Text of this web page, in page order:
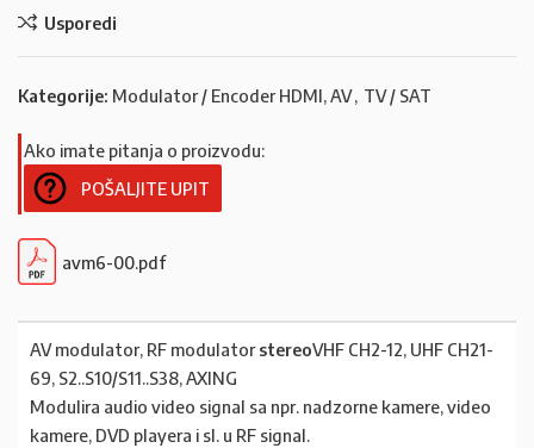
Usporedi
Kategorije: Modulator / Encoder HDMI, AV, TV / SAT
Ako imate pitanja o proizvodu:
POŠALJITE UPIT
avm6-00.pdf
AV modulator, RF modulatorstereoVHF CH2-12, UHF CH21-
69, S2..S10/S11..S38, AXING
Modulira audio video signal sa npr. nadzorne kamere, video
kamere, DVD playera i sl. u RF signal.